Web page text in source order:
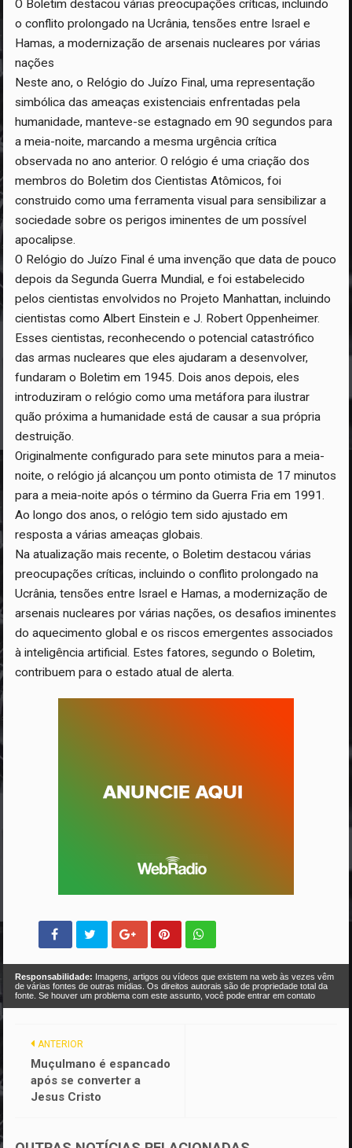
O Boletim destacou várias preocupações críticas, incluindo
o conflito prolongado na Ucrânia, tensões entre Israel e
Hamas, a modernização de arsenais nucleares por várias
nações
Neste ano, o Relógio do Juízo Final, uma representação
simbólica das ameaças existenciais enfrentadas pela
humanidade, manteve-se estagnado em 90 segundos para
a meia-noite, marcando a mesma urgência crítica
observada no ano anterior. O relógio é uma criação dos
membros do Boletim dos Cientistas Atômicos, foi
construido como uma ferramenta visual para sensibilizar a
sociedade sobre os perigos iminentes de um possível
apocalipse.
O Relógio do Juízo Final é uma invenção que data de pouco
depois da Segunda Guerra Mundial, e foi estabelecido
pelos cientistas envolvidos no Projeto Manhattan, incluindo
cientistas como Albert Einstein e J. Robert Oppenheimer.
Esses cientistas, reconhecendo o potencial catastrófico
das armas nucleares que eles ajudaram a desenvolver,
fundaram o Boletim em 1945. Dois anos depois, eles
introduziram o relógio como uma metáfora para ilustrar
quão próxima a humanidade está de causar a sua própria
destruição.
Originalmente configurado para sete minutos para a meia-
noite, o relógio já alcançou um ponto otimista de 17 minutos
para a meia-noite após o término da Guerra Fria em 1991.
Ao longo dos anos, o relógio tem sido ajustado em
resposta a várias ameaças globais.
Na atualização mais recente, o Boletim destacou várias
preocupações críticas, incluindo o conflito prolongado na
Ucrânia, tensões entre Israel e Hamas, a modernização de
arsenais nucleares por várias nações, os desafios iminentes
do aquecimento global e os riscos emergentes associados
à inteligência artificial. Estes fatores, segundo o Boletim,
contribuem para o estado atual de alerta.
Responsabilidade: Imagens, artigos ou vídeos que existem na web às vezes vêm
de várias fontes de outras mídias. Os direitos autorais são de propriedade total da
fonte. Se houver um problema com este assunto, você pode entrar em contato
ANTERIOR
Muçulmano é espancado
após se converter a
Jesus Cristo